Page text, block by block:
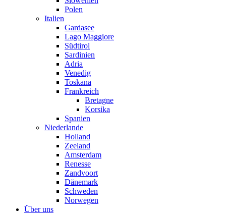
Polen
Italien
Gardasee
Lago Maggiore
Südtirol
Sardinien
Adria
Venedig
Toskana
Frankreich
Bretagne
Korsika
Spanien
Niederlande
Holland
Zeeland
Amsterdam
Renesse
Zandvoort
Dänemark
Schweden
Norwegen
Über uns